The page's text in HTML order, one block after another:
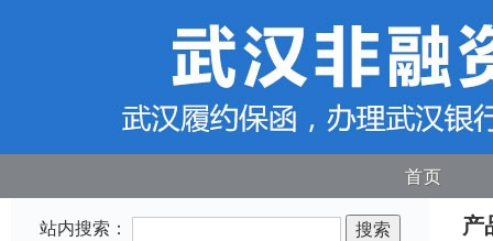
首页
站内搜索： 产